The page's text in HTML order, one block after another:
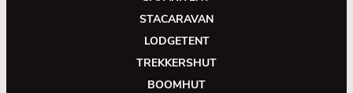
STACARAVAN
LODGETENT
TREKKERSHUT
BOOMHUT